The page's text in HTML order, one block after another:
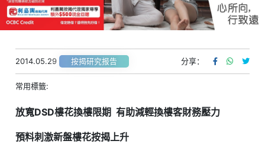
2014.05.29 按揭研究报告 分享：
常用標籤:
放寬DSD樓花換樓限期有助減輕換樓客財務壓力
預料刺激新盤樓花按揭上升